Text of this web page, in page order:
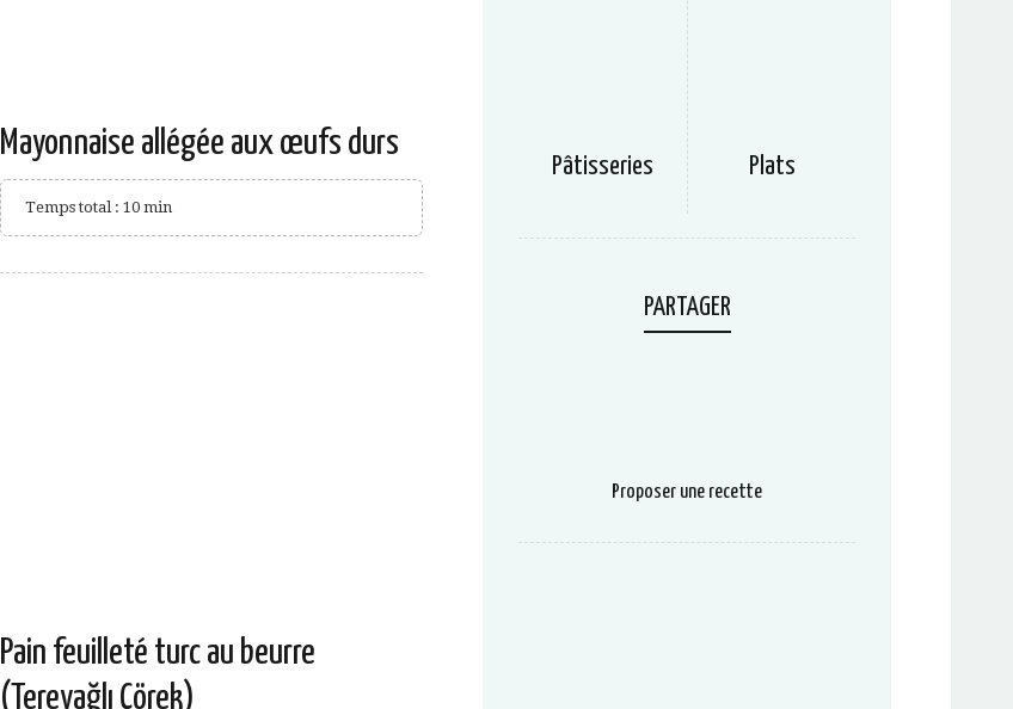
Mayonnaise allégée aux œufs durs
Temps total : 10 min
Pain feuilleté turc au beurre
(Tereyağlı Çörek)
Pâtisseries Plats
PARTAGER
Proposer une recette